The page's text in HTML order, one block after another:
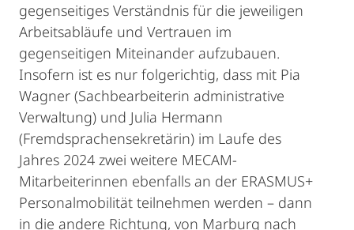
gegenseitiges Verständnis für die jeweiligen
Arbeitsabläufe und Vertrauen im
gegenseitigen Miteinander aufzubauen.
Insofern ist es nur folgerichtig, dass mit Pia
Wagner (Sachbearbeiterin administrative
Verwaltung) und Julia Hermann
(Fremdsprachensekretärin) im Laufe des
Jahres 2024 zwei weitere MECAM-
Mitarbeiterinnen ebenfalls an der ERASMUS+
Personalmobilität teilnehmen werden – dann
in die andere Richtung, von Marburg nach